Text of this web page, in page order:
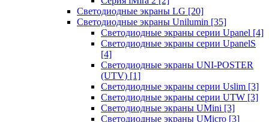
Светодиодные экраны LG [20]
Светодиодные экраны Unilumin [35]
Светодиодные экраны серии Upanel [4]
Светодиодные экраны серии UpanelS
[4]
Светодиодные экраны UNI-POSTER
(UTV) [1]
Светодиодные экраны серии Uslim [3]
Светодиодные экраны серии UTW [3]
Светодиодные экраны UMini [3]
Светодиодные экраны UMicro [3]